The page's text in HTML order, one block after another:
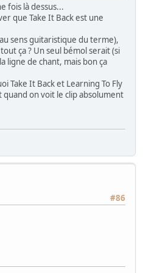
fois là dessus...
que Take It Back est une
sens guitaristique du terme),
ça ? Un seul bémol serait (si
ligne de chant, mais bon ça
Take It Back et Learning To Fly
quand on voit le clip absolument
#86